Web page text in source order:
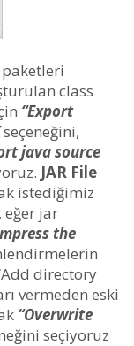
class
“Export
seçeneğini,
java source
JAR File
istediğimiz
eğer jar
the
directory
vermeden eski
“Overwrite
seçiyoruz